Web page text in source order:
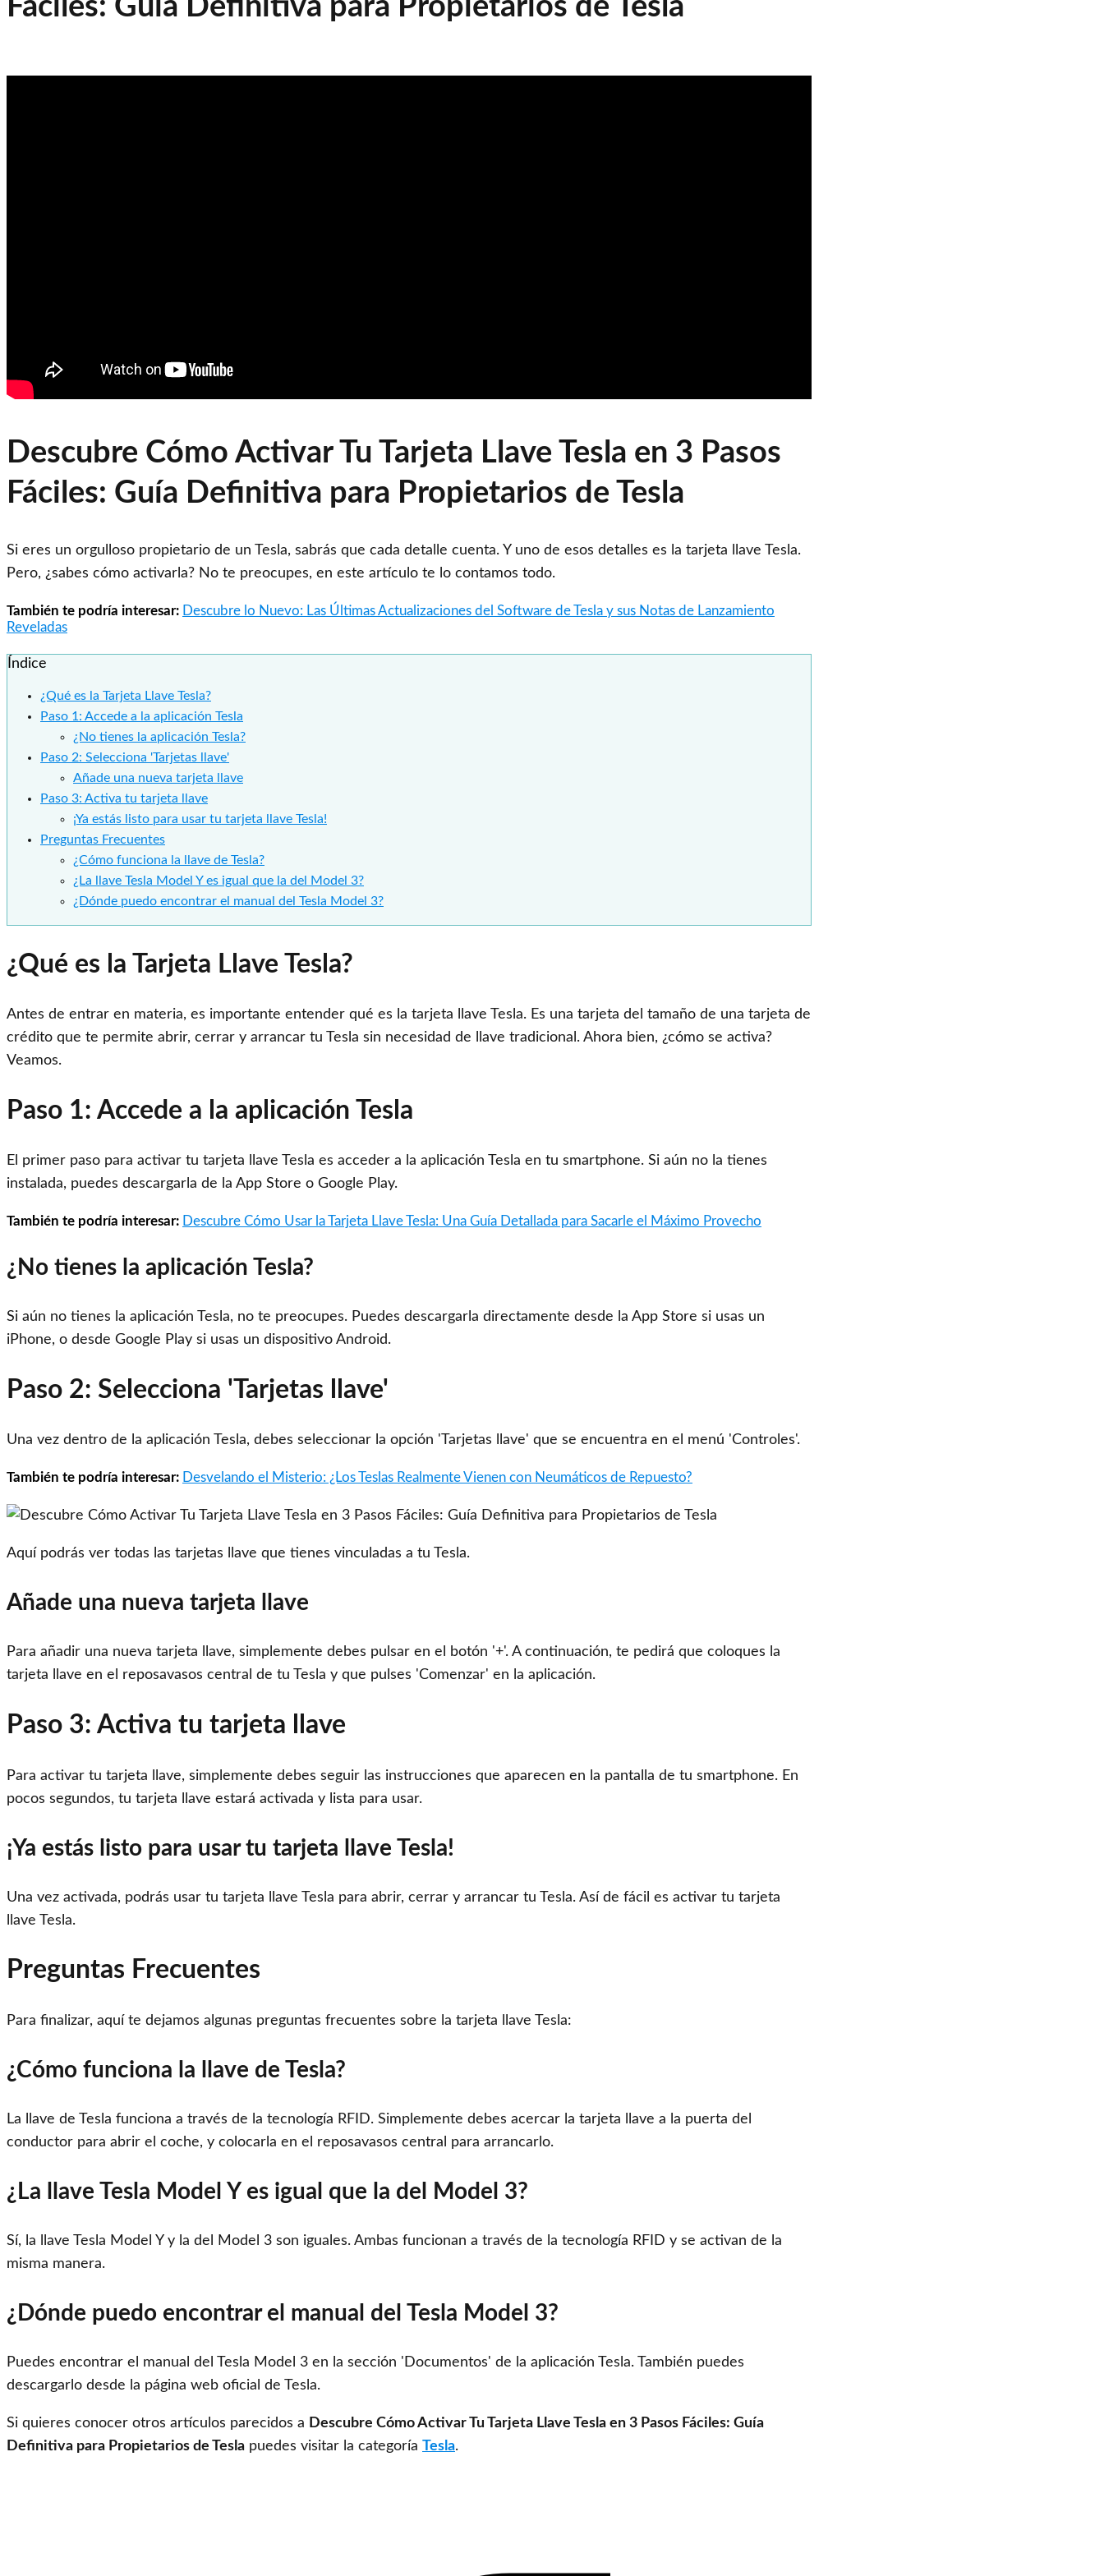
Descubre Cómo Activar Tu Tarjeta Llave Tesla en 3 Pasos
Fáciles: Guía Definitiva para Propietarios de Tesla
Si eres un orgulloso propietario de un Tesla, sabrás que cada detalle cuenta. Y uno de esos detalles es la tarjeta llave Tesla.
Pero, ¿sabes cómo activarla? No te preocupes, en este artículo te lo contamos todo.
También te podría interesar: Descubre lo Nuevo: Las Últimas Actualizaciones del Software de Tesla y sus Notas de Lanzamiento
Reveladas
Índice
¿Qué es la Tarjeta Llave Tesla?
Paso 1: Accede a la aplicación Tesla
¿No tienes la aplicación Tesla?
Paso 2: Selecciona 'Tarjetas llave'
Añade una nueva tarjeta llave
Paso 3: Activa tu tarjeta llave
¡Ya estás listo para usar tu tarjeta llave Tesla!
Preguntas Frecuentes
¿Cómo funciona la llave de Tesla?
¿La llave Tesla Model Y es igual que la del Model 3?
¿Dónde puedo encontrar el manual del Tesla Model 3?
¿Qué es la Tarjeta Llave Tesla?
Antes de entrar en materia, es importante entender qué es la tarjeta llave Tesla. Es una tarjeta del tamaño de una tarjeta de
crédito que te permite abrir, cerrar y arrancar tu Tesla sin necesidad de llave tradicional. Ahora bien, ¿cómo se activa?
Veamos.
Paso 1: Accede a la aplicación Tesla
El primer paso para activar tu tarjeta llave Tesla es acceder a la aplicación Tesla en tu smartphone. Si aún no la tienes
instalada, puedes descargarla de la App Store o Google Play.
También te podría interesar: Descubre Cómo Usar la Tarjeta Llave Tesla: Una Guía Detallada para Sacarle el Máximo Provecho
¿No tienes la aplicación Tesla?
Si aún no tienes la aplicación Tesla, no te preocupes. Puedes descargarla directamente desde la App Store si usas un
iPhone, o desde Google Play si usas un dispositivo Android.
Paso 2: Selecciona 'Tarjetas llave'
Una vez dentro de la aplicación Tesla, debes seleccionar la opción 'Tarjetas llave' que se encuentra en el menú 'Controles'.
También te podría interesar: Desvelando el Misterio: ¿Los Teslas Realmente Vienen con Neumáticos de Repuesto?
Aquí podrás ver todas las tarjetas llave que tienes vinculadas a tu Tesla.
Añade una nueva tarjeta llave
Para añadir una nueva tarjeta llave, simplemente debes pulsar en el botón '+'. A continuación, te pedirá que coloques la
tarjeta llave en el reposavasos central de tu Tesla y que pulses 'Comenzar' en la aplicación.
Paso 3: Activa tu tarjeta llave
Para activar tu tarjeta llave, simplemente debes seguir las instrucciones que aparecen en la pantalla de tu smartphone. En
pocos segundos, tu tarjeta llave estará activada y lista para usar.
¡Ya estás listo para usar tu tarjeta llave Tesla!
Una vez activada, podrás usar tu tarjeta llave Tesla para abrir, cerrar y arrancar tu Tesla. Así de fácil es activar tu tarjeta
llave Tesla.
Preguntas Frecuentes
Para finalizar, aquí te dejamos algunas preguntas frecuentes sobre la tarjeta llave Tesla:
¿Cómo funciona la llave de Tesla?
La llave de Tesla funciona a través de la tecnología RFID. Simplemente debes acercar la tarjeta llave a la puerta del
conductor para abrir el coche, y colocarla en el reposavasos central para arrancarlo.
¿La llave Tesla Model Y es igual que la del Model 3?
Sí, la llave Tesla Model Y y la del Model 3 son iguales. Ambas funcionan a través de la tecnología RFID y se activan de la
misma manera.
¿Dónde puedo encontrar el manual del Tesla Model 3?
Puedes encontrar el manual del Tesla Model 3 en la sección 'Documentos' de la aplicación Tesla. También puedes
descargarlo desde la página web oficial de Tesla.
Si quieres conocer otros artículos parecidos a Descubre Cómo Activar Tu Tarjeta Llave Tesla en 3 Pasos Fáciles: Guía
Definitiva para Propietarios de Tesla puedes visitar la categoría Tesla.